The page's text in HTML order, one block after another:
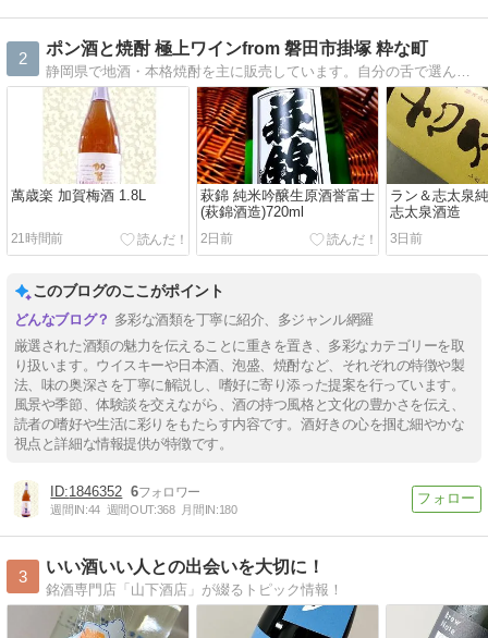
2
ポン酒と焼酎 極上ワインfrom 磐田市掛塚 粋な町
静岡県で地酒・本格焼酎を主に販売しています。自分の舌で選んだ蔵元さんです。偏りもありますが、こだわりとともに人間性の優れた蔵元さんたちばかりです。
萬歳楽 加賀梅酒 1.8L
21時間前
萩錦 純米吟醸生原酒誉富士
(萩錦酒造)720ml
2日前
ラン＆志太泉
志太泉酒造
3日前
このブログのここがポイント
多彩な酒類を丁寧に紹介、多ジャンル網羅
厳選された酒類の魅力を伝えることに重きを置き、多彩なカテゴリーを取
り扱います。ウイスキーや日本酒、泡盛、焼酎など、それぞれの特徴や製
法、味の奥深さを丁寧に解説し、嗜好に寄り添った提案を行っています。
風景や季節、体験談を交えながら、酒の持つ風格と文化の豊かさを伝え、
読者の嗜好や生活に彩りをもたらす内容です。酒好きの心を掴む細やかな
視点と詳細な情報提供が特徴です。
1846352 6
週間IN:44 週間OUT:368 月間IN:180
3
いい酒いい人との出会いを大切に！
銘酒専門店「山下酒店」が綴るトピック情報！